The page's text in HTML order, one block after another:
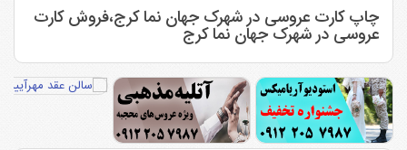
چاپ کارت عروسی در شهرک جهان نما کرج،فروش کارت
عروسی در شهرک جهان نما کرج